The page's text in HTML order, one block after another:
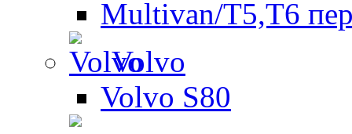
Multivan/T5,T6
Volvo
Volvo S80